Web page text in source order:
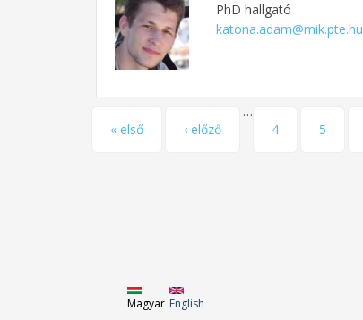
PhD hallgató
katona.adam@mik.pte.hu
Oldalak
« első ‹ előző
…
4
5
Magyar English